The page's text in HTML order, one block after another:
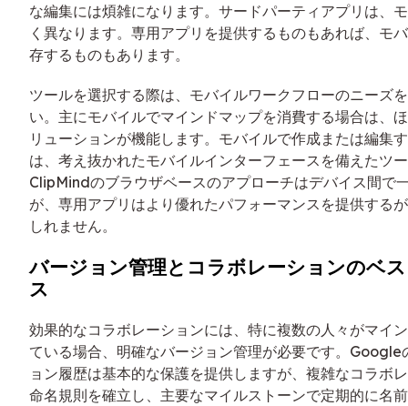
な編集には煩雑になります。サードパーティアプリは、
く異なります。専用アプリを提供するものもあれば、モ
存するものもあります。
ツールを選択する際は、モバイルワークフローのニーズ
い。主にモバイルでマインドマップを消費する場合は、
リューションが機能します。モバイルで作成または編集
は、考え抜かれたモバイルインターフェースを備えたツ
ClipMindのブラウザベースのアプローチはデバイス間で
が、専用アプリはより優れたパフォーマンスを提供する
しれません。
バージョン管理とコラボレーションのベ
ス
効果的なコラボレーションには、特に複数の人々がマイ
ている場合、明確なバージョン管理が必要です。Google
ョン履歴は基本的な保護を提供しますが、複雑なコラボ
命名規則を確立し、主要なマイルストーンで定期的に名